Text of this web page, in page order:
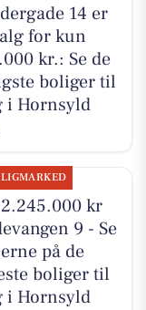
14 er
for kun
kr.: Se de
boliger til
i Hornsyld
kr
9 - Se
på de
boliger til
i Hornsyld